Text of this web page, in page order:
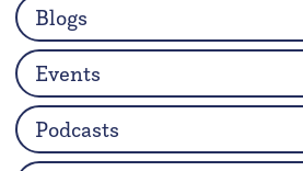
Blogs
Events
Podcasts